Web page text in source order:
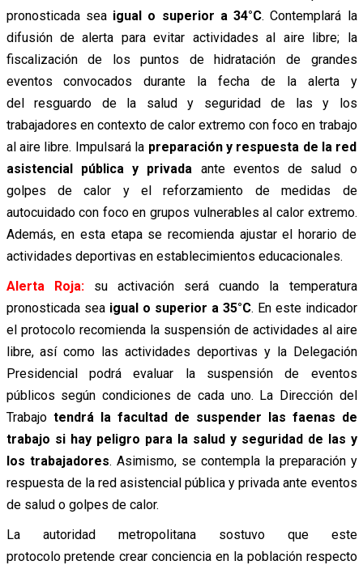
pronosticada sea igual o superior a 34°C. Contemplará la
difusión de alerta para evitar actividades al aire libre; la
fiscalización de los puntos de hidratación de grandes
eventos convocados durante la fecha de la alerta y
del resguardo de la salud y seguridad de las y los
trabajadores en contexto de calor extremo con foco en trabajo
al aire libre. Impulsará la preparación y respuesta de la red
asistencial pública y privada ante eventos de salud o
golpes de calor y el reforzamiento de medidas de
autocuidado con foco en grupos vulnerables al calor extremo.
Además, en esta etapa se recomienda ajustar el horario de
actividades deportivas en establecimientos educacionales.
Alerta Roja:
su activación serácuando la temperatura
pronosticada sea igual o superior a 35°C. En este indicador
el protocolo recomienda la suspensión de actividades al aire
libre, así como las actividades deportivas y la Delegación
Presidencial podrá evaluar la suspensión de eventos
públicos según condiciones de cada uno. La Dirección del
Trabajotendrá la facultad de suspender las faenas de
trabajo si hay peligro para la salud y seguridad de las y
los trabajadores. Asimismo, se contempla la preparación y
respuesta de la red asistencial pública y privada ante eventos
de salud o golpes de calor.
La autoridad metropolitana sostuvo que este
protocolo pretende crear conciencia en la población respecto